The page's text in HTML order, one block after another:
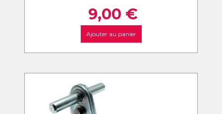
9,00 €
Ajouter au panier